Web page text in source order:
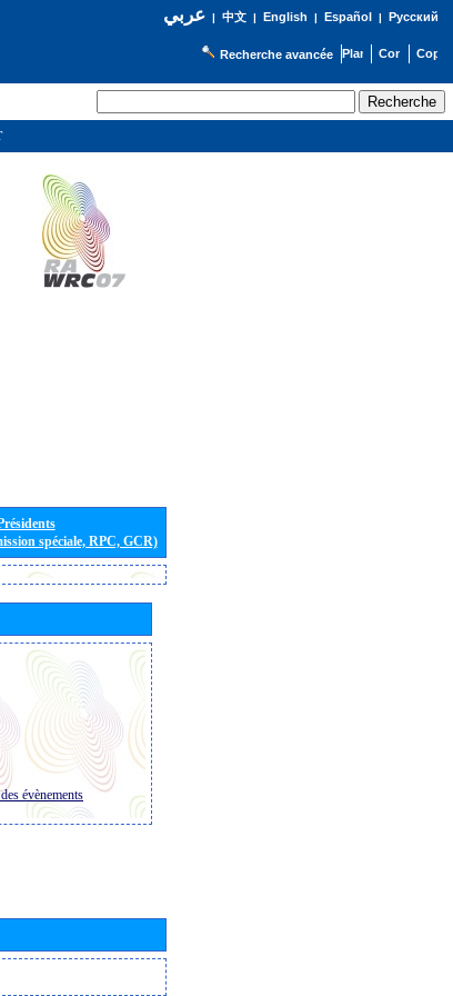
عربي| 中文| English | Español | Русский
Recherche avancée
spéciale, RPC, GCR)
évènements